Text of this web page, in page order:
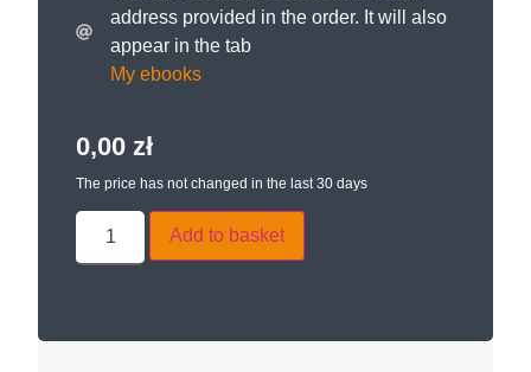
address provided in the order. It will also
appear in the tab
My ebooks
0,00 zł
The price has not changed in the last 30 days
Add to basket